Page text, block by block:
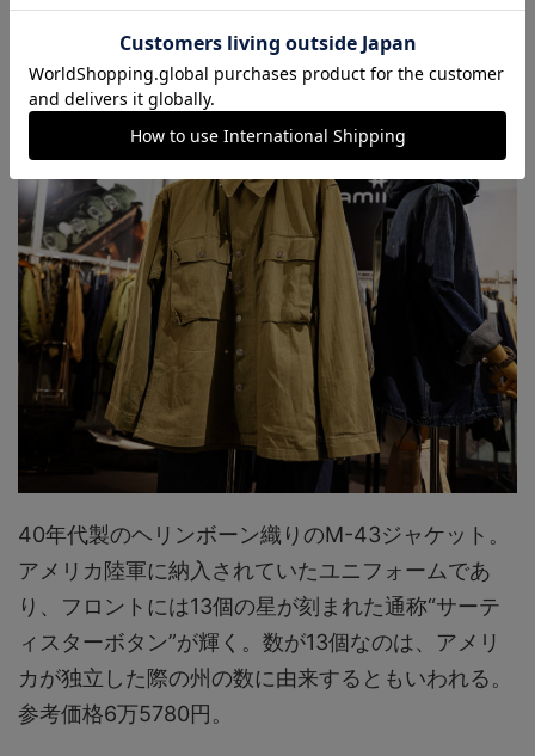
38mmにアップサイズされており、多様なスタイル
に合わせやすい。
40年代製のヘリンボーン織りのM-43ジャケット。
アメリカ陸軍に納入されていたユニフォームであ
り、フロントには13個の星が刻まれた通称“サーテ
ィスターボタン”が輝く。数が13個なのは、アメリ
カが独立した際の州の数に由来するともいわれる。
参考価格6万5780円。